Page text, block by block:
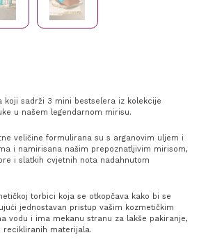
koji sadrži 3 mini bestselera iz kolekcije
u našem legendarnom mirisu.
veličine formulirana su s arganovim uljem i
i namirisana našim prepoznatljivim mirisom,
i slatkih cvjetnih nota nadahnutom
torbici koja se otkopčava kako bi se
jednostavan pristup vašim kozmetičkim
vodu i ima mekanu stranu za lakše pakiranje,
recikliranih materijala.